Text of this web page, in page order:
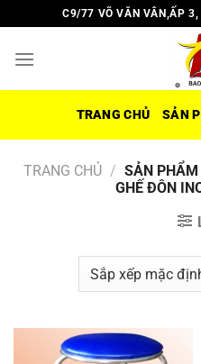
đến
nội
C9/77 VÕ VĂN VÂN,ẤP
TRANG CHỦ SẢN
TRANG CHỦ / SẢN PHẨM
GHẾ ĐÔN